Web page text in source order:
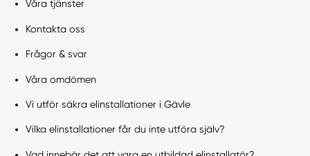
Våra tjänster
Kontakta oss
Frågor & svar
Våra omdömen
Vi utför säkra elinstallationer i Gävle
Vilka elinstallationer får du inte utföra själv?